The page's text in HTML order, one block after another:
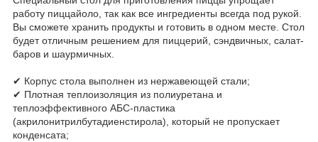
работу пиццайоло, так как все ингредиенты всегда под рукой.
Вы сможете хранить продукты и готовить в одном месте. Стол
будет отличным решением для пиццерий, сэндвичных, салат-
баров и шаурмичных.
✔ Корпус стола выполнен из нержавеющей стали;
✔ Плотная теплоизоляция из полиуретана и
теплоэффективного АБС-пластика
(акрилонитрилбутадиенстирола), который не пропускает
конденсата;